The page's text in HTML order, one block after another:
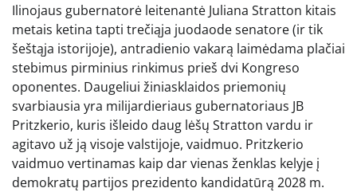
Ilinojaus gubernatorė leitenantė Juliana Stratton kitais
metais ketina tapti trečiąja juodaode senatore (ir tik
šeštąja istorijoje), antradienio vakarą laimėdama plačiai
stebimus pirminius rinkimus prieš dvi Kongreso
oponentes. Daugeliui žiniasklaidos priemonių
svarbiausia yra milijardieriaus gubernatoriaus JB
Pritzkerio, kuris išleido daug lėšų Stratton vardu ir
agitavo už ją visoje valstijoje, vaidmuo. Pritzkerio
vaidmuo vertinamas kaip dar vienas ženklas kelyje į
demokratų partijos prezidento kandidatūrą 2028 m.